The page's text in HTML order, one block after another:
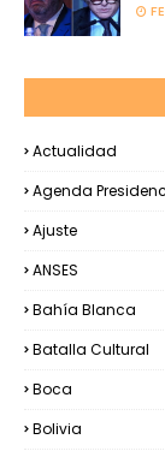
Actualidad
Agenda
Ajuste
ANSES
Bahía Blanca
Batalla Cultural
Boca
Bolivia